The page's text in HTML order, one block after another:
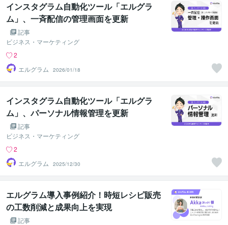
インスタグラム自動化ツール「エルグラ
ム」、一斉配信の管理画面を更新
記事
ビジネス・マーケティング
2
エルグラム
2026/01/18
インスタグラム自動化ツール「エルグラ
ム」、パーソナル情報管理を更新
記事
ビジネス・マーケティング
2
エルグラム
2025/12/30
エルグラム導入事例紹介！時短レシピ販売
の工数削減と成果向上を実現
記事